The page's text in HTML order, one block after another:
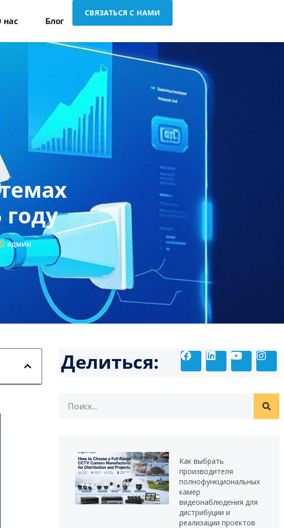
нас Блог
СВЯЗАТЬСЯ С НАМИ
админ
Делиться:
Как выбрать
производителя
полнофункциональных
камер
видеонаблюдения для
дистрибуции и
реализации проектов